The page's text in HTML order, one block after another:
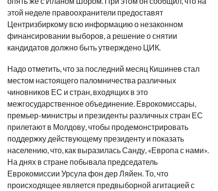
этой неделе правоохранители предоставят
Центризбиркому всю информацию о незаконном
финансировании выборов, а решение о снятии
кандидатов должно быть утверждено ЦИК.
Надо отметить, что за последний месяц Кишинев стал
местом настоящего паломничества различных
чиновников ЕС и стран, входящих в это
межгосударственное объединение. Еврокомиссары,
премьер-министры и президенты различных стран ЕС
прилетают в Молдову, чтобы продемонстрировать
поддержку действующему президенту и показать
населению, что, как выразилась Санду, «Европа с нами».
На днях в стране побывала председатель
Еврокомиссии Урсула фон дер Ляйен. То, что
происходящее является предвыборной агитацией с